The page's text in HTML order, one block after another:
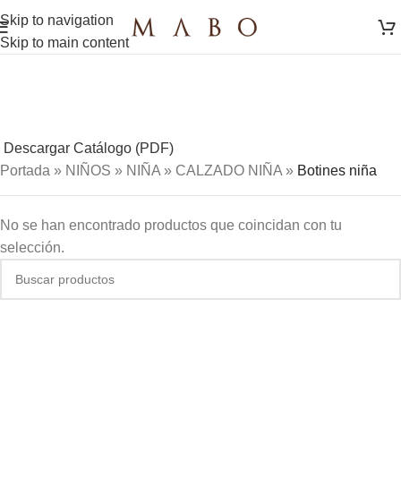
Skip to navigation
Skip to main content
Descargar Catálogo (PDF)
Portada » NIÑOS » NIÑA » CALZADO NIÑA » Botines niña
No se han encontrado productos que coincidan con tu
selección.